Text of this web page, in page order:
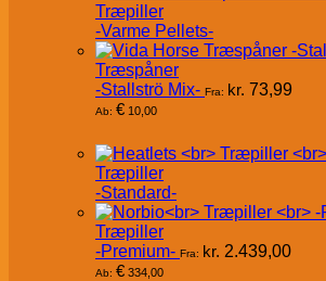
Træpiller
-Varme Pellets-
Træspåner
-Stallströ Mix- Fra: kr. 73,99
Ab: € 10,00
Træpiller
-Standard-
Træpiller
-Premium- Fra: kr. 2.439,00
Ab: € 334,00